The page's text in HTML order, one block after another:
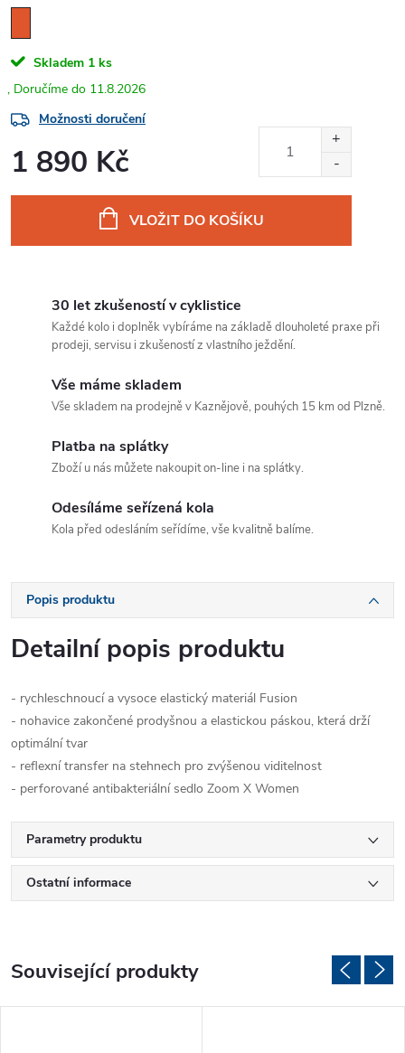
Skladem 1 ks
11.8.2026
Možnosti doručení
1 890 Kč
VLOŽIT DO KOŠÍKU
30 let zkušeností v cyklistice
Každé kolo i doplněk vybíráme na základě dlouholeté praxe při
prodeji, servisu i zkušeností z vlastního ježdění.
Vše máme skladem
Vše skladem na prodejně v Kaznějově, pouhých 15 km od Plzně.
Platba na splátky
Zboží u nás můžete nakoupit on-line i na splátky.
Odesíláme seřízená kola
Kola před odesláním seřídíme, vše kvalitně balíme.
Popis produktu
Detailní popis produktu
- rychleschnoucí a vysoce elastický materiál Fusion
- nohavice zakončené prodyšnou a elastickou páskou, která drží
optimální tvar
- reflexní transfer na stehnech pro zvýšenou viditelnost
- perforované antibakteriální sedlo Zoom X Women
Parametry produktu
Ostatní informace
Související produkty